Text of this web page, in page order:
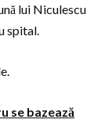
lui Niculescu
spital.
se bazează